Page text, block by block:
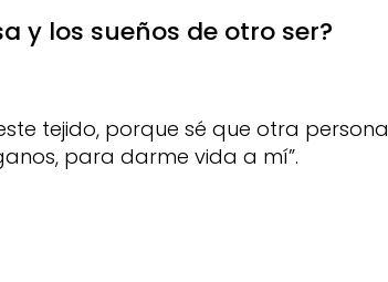
y los sueños de otro ser?
tejido, porque sé que otra persona
para darme vida a mí”.